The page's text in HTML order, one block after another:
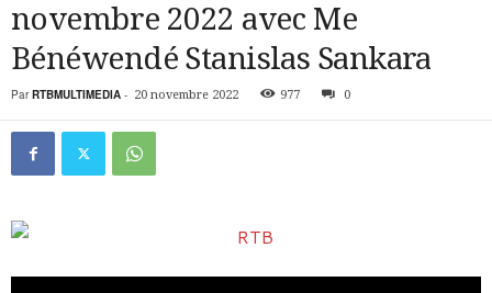
novembre 2022 avec Me
Bénéwendé Stanislas Sankara
Par RTBMULTIMEDIA - 20 novembre 2022 977 0